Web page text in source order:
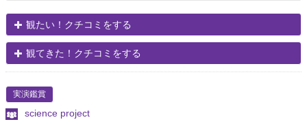
観たい！クチコミをする
観てきた！クチコミをする
実演鑑賞
science project